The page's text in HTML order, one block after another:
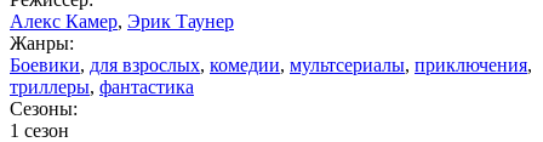
Алекс Камер, Эрик Таунер
Жанры:
Боевики, для взрослых, комедии, мультсериалы, приключения,
триллеры, фантастика
Сезоны:
1 сезон